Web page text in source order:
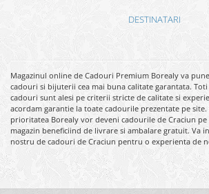
DESTINATARI
Magazinul online de Cadouri Premium Borealy va
cadouri si bijuterii cea mai buna calitate garantata.
cadouri sunt alesi pe criterii stricte de calitate si
acordam garantie la toate cadourile prezentate pe
prioritatea Borealy vor deveni cadourile de Craciun pe
magazin beneficiind de livrare si ambalare gratuit. Va
nostru de cadouri de Craciun pentru o experienta de